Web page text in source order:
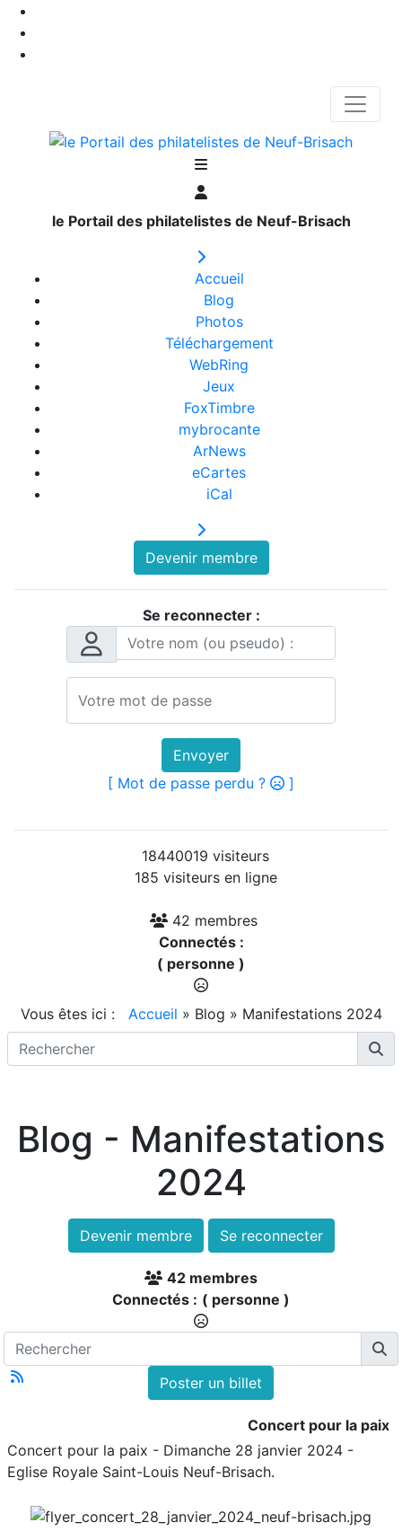
le Portail des philatelistes de Neuf-Brisach
Accueil
Blog
Photos
Téléchargement
WebRing
Jeux
FoxTimbre
mybrocante
ArNews
eCartes
iCal
Devenir membre
Se reconnecter :
Envoyer
[ Mot de passe perdu ?
]
18440019 visiteurs
185 visiteurs en ligne
42 membres
Connectés :
( personne )
Vous êtes ici : Accueil » Blog » Manifestations 2024
Blog - Manifestations
2024
Devenir membre Se reconnecter
42 membres
Connectés : ( personne )
Poster un billet
Concert pour la paix
Concert pour la paix - Dimanche 28 janvier 2024 -
Eglise Royale Saint-Louis Neuf-Brisach.